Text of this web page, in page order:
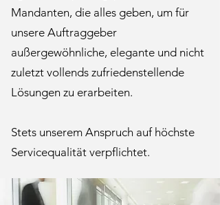
Mandanten, die alles geben, um für
unsere Auftraggeber
außergewöhnliche, elegante und nicht
zuletzt vollends zufriedenstellende
Lösungen zu erarbeiten.
Stets unserem Anspruch auf höchste
Servicequalität verpflichtet.